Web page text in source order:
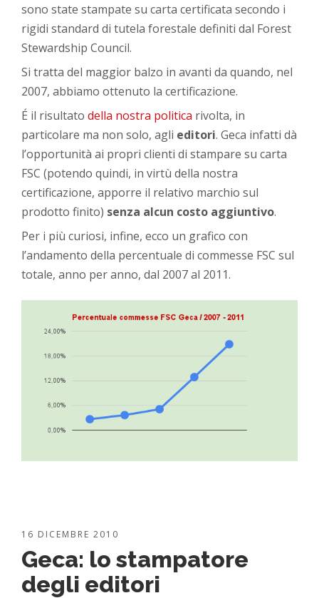
sono state stampate su carta certificata secondo i
rigidi standard di tutela forestale definiti dal Forest
Stewardship Council.
Si tratta del maggior balzo in avanti da quando, nel
2007, abbiamo ottenuto la certificazione.
É il risultatodella nostra politica rivolta, in
particolare ma non solo, agli editori. Geca infatti dà
l’opportunità ai propri clienti di stampare su carta
FSC (potendo quindi, in virtù della nostra
certificazione, apporre il relativo marchio sul
prodotto finito) senza alcun costo aggiuntivo.
Per i più curiosi, infine, ecco un grafico con
l’andamento della percentuale di commesse FSC sul
totale, anno per anno, dal 2007 al 2011.
16 DICEMBRE 2010
Geca: lo stampatore
degli editori